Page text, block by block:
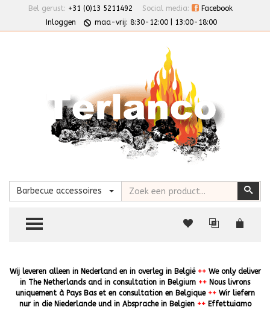
Bel gerust: +31 (0)13 5211492 Social media:
Facebook
Inloggen
maa-vrij: 8:30-12:00 | 13:00-18:00
Barbecue accessoires Zoeken
TOGGLE MENU
Wij leveren alleen in Nederland en in overleg in België ++We only deliver
in The Netherlands and in consultation in Belgium ++ Nous livrons
uniquement à Pays Bas et en consultation en Belgique ++Wir liefern
nur in die Niederlande und in Absprache in Belgien ++Effettuiamo